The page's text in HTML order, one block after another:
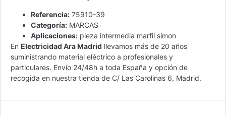
Referencia: 75910-39
Categoría: MARCAS
Aplicaciones: pieza intermedia marfil simon
En Electricidad Ara Madrid llevamos más de 20 años
suministrando material eléctrico a profesionales y
particulares. Envío 24/48h a toda España y opción de
recogida en nuestra tienda de C/ Las Carolinas 6, Madrid.